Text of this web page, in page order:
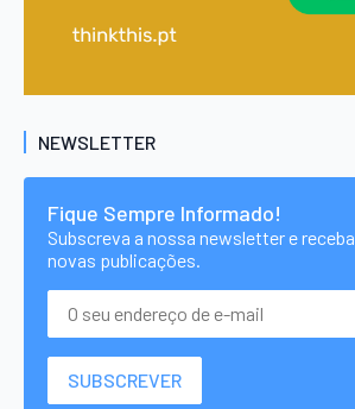
NEWSLETTER
Fique Sempre Informado!
Subscreva a nossa newsletter e
novas publicações.